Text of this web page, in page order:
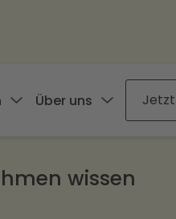
Über uns
wissen